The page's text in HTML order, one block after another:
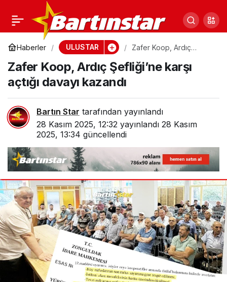
Haberler ULUSTAR
Zafer Koop, Ardıç
davayı kazandı
Zafer Koop, Ardıç Şefliği’ne karşı
açtığı davayı kazandı
Bartın Star tarafından yayınlandı
28 Kasım 2025, 12:32 yayınlandı 28 Kasım
2025, 13:34 güncellendi
Kapanmanın eşiğinden,
bölgenin en büyüğüne
0 Paylaş